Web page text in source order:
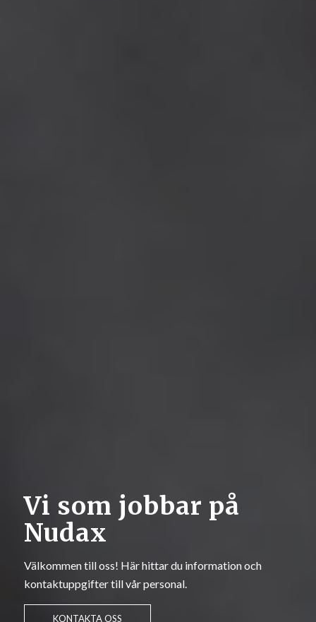
Vi som jobbar på
Nudax
Välkommen till oss! Här hittar du information och
kontaktuppgifter till vår personal.
KONTAKTA OSS